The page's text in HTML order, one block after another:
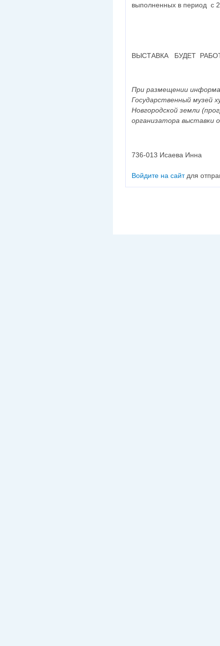
выполненных в период с
ВЫСТАВКА БУДЕТ
При размещении
Государственный музей
Новгородской земли
организатора выставки
736-013 Исаева Инна
Войдите на сайтдля